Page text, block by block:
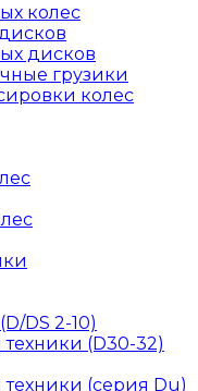
колес
дисков
грузики
колес
DS 2-10)
(D30-32)
(серия Du)